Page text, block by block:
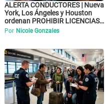
ALERTA CONDUCTORES | Nueva
York, Los Ángeles y Houston
ordenan PROHIBIR LICENCIAS
a quienes no presenten ESTE
Por Nicole Gonzales